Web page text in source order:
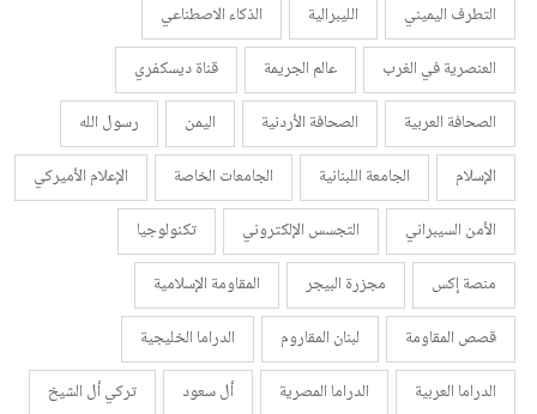
التطرف اليميني
الليبرالية
الذكاء الاصطناعي
العنصرية في الغرب
عالم الجريمة
قناة ديسكفري
الصحافة العربية
الصحافة الأردنية اليمن
رسول الله
الإسلام
الجامعة اللبنانية الجامعات الخاصة
الإعلام الأميركي
الأمن السيبراني
التجسس الإلكتروني
تكنولوجيا
منصة إكس
مجزرة البيجر
المقاومة الإسلامية
قصص المقاومة
لبنان المقاروم
الدراما الخليجية
الدراما العربية
الدراما المصرية أل سعود
تركي أل الشيخ